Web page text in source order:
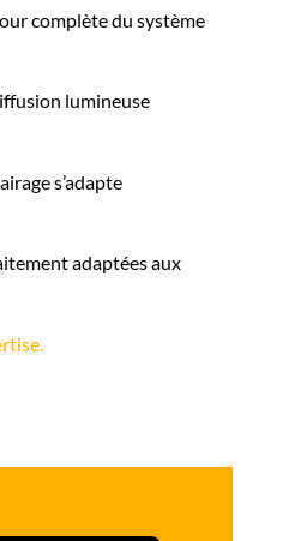
complète du système
lumineuse
s’adapte
adaptées aux